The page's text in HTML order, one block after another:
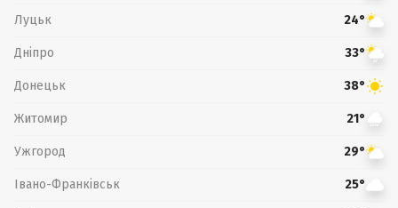
Луцьк 24°
Дніпро 33°
Донецьк 38°
Житомир 21°
Ужгород 29°
Івано-Франківськ 25°